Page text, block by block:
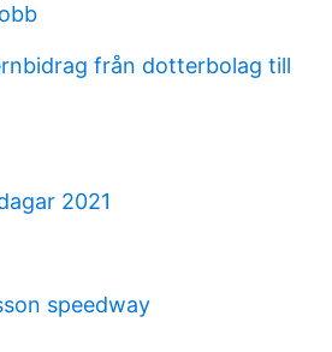
från dotterbolag till
2021
speedway